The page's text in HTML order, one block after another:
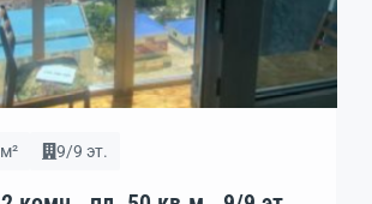
9/9 эт.